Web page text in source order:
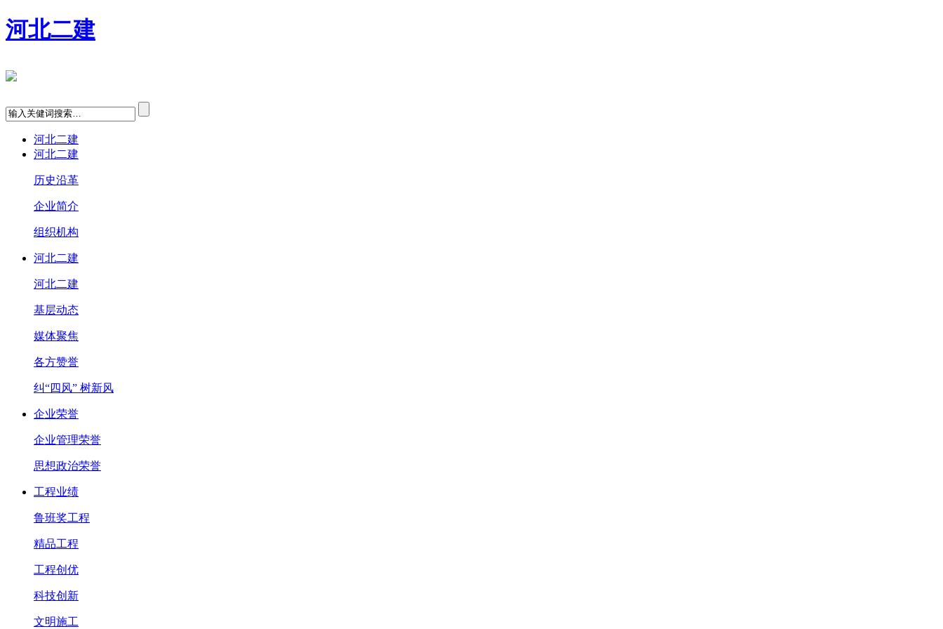
河北二建
河北二建
河北二建
历史沿革
企业简介
组织机构
河北二建
河北二建
基层动态
媒体聚焦
各方赞誉
纠“四风” 树新风
企业荣誉
企业管理荣誉
思想政治荣誉
工程业绩
鲁班奖工程
精品工程
工程创优
科技创新
文明施工